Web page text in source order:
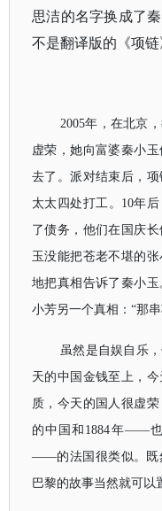
思洁的名字换成了
不是翻译版的《项
2005年，在北京
虚荣，她向富婆秦小
去了。派对结束后，
太太四处打工。10年
了债务，他们在国庆
玉没能把苍老不堪的
地把真相告诉了秦小
小芳另一个真相：“那串
虽然是自娱自乐
天的中国金钱至上，
质，今天的国人很虚
的中国和1884年——
——的法国很类似。既
巴黎的故事当然就可以